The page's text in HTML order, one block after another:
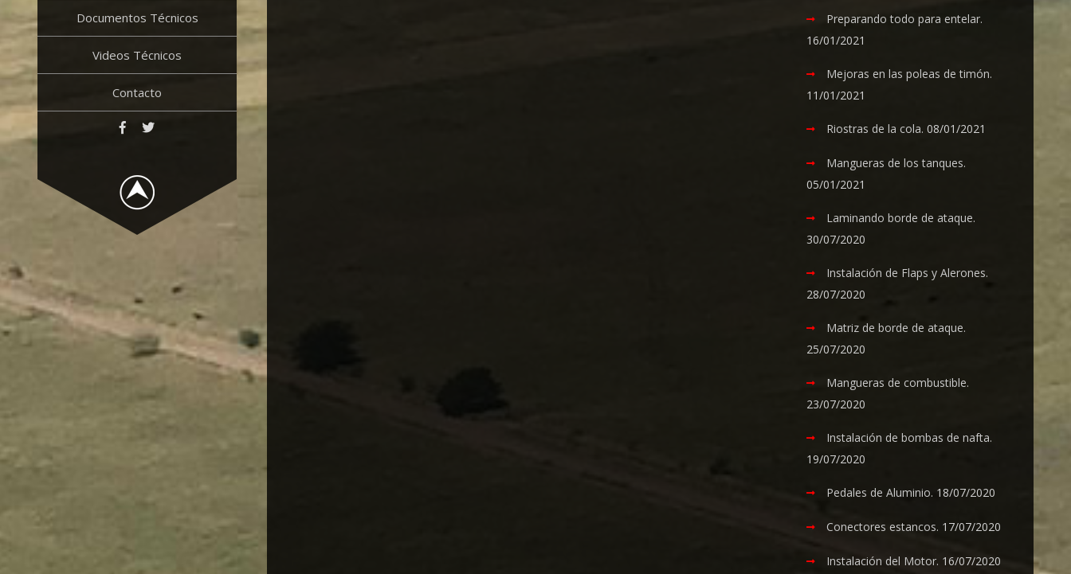
Documentos Técnicos
Videos Técnicos
Contacto
Preparando todo para entelar.
16/01/2021
Mejoras en las poleas de timón.
11/01/2021
Riostras de la cola. 08/01/2021
Mangueras de los tanques.
05/01/2021
Laminando borde de ataque.
30/07/2020
Instalación de Flaps y Alerones.
28/07/2020
Matriz de borde de ataque.
25/07/2020
Mangueras de combustible.
23/07/2020
Instalación de bombas de nafta.
19/07/2020
Pedales de Aluminio. 18/07/2020
Conectores estancos. 17/07/2020
Instalación del Motor. 16/07/2020